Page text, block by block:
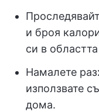
и броя
си в
Намалете
използвате
дома.